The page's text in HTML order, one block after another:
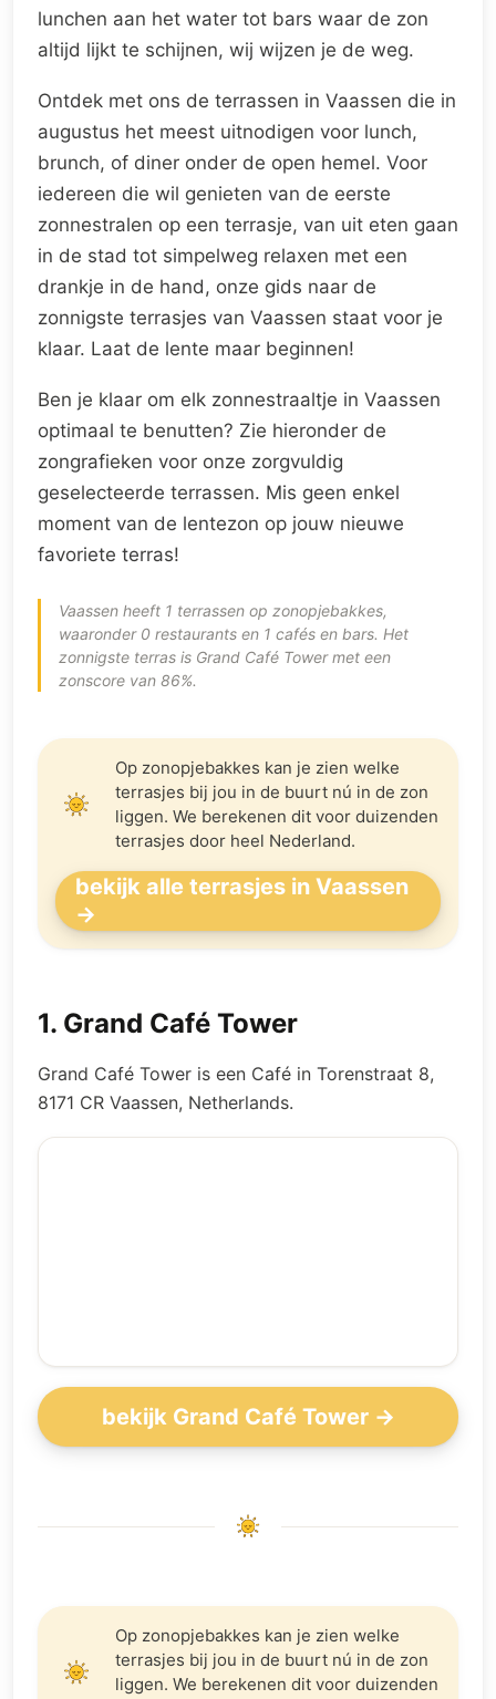
lunchen aan het water tot bars waar de zon
altijd lijkt te schijnen, wij wijzen je de weg.
Ontdek met ons de terrassen in Vaassen die in
augustus het meest uitnodigen voor lunch,
brunch, of diner onder de open hemel. Voor
iedereen die wil genieten van de eerste
zonnestralen op een terrasje, van uit eten gaan
in de stad tot simpelweg relaxen met een
drankje in de hand, onze gids naar de
zonnigste terrasjes van Vaassen staat voor je
klaar. Laat de lente maar beginnen!
Ben je klaar om elk zonnestraaltje in Vaassen
optimaal te benutten? Zie hieronder de
zongrafieken voor onze zorgvuldig
geselecteerde terrassen. Mis geen enkel
moment van de lentezon op jouw nieuwe
favoriete terras!
Vaassen heeft 1 terrassen op zonopjebakkes,
waaronder 0 restaurants en 1 cafés en bars. Het
zonnigste terras is Grand Café Tower met een
zonscore van 86%.
Op zonopjebakkes kan je zien welke
terrasjes bij jou in de buurt nú in de zon
liggen. We berekenen dit voor duizenden
terrasjes door heel Nederland.
bekijk alle terrasjes in Vaassen
→
1. Grand Café Tower
Grand Café Tower is een Café in Torenstraat 8,
8171 CR Vaassen, Netherlands.
bekijk Grand Café Tower →
Op zonopjebakkes kan je zien welke
terrasjes bij jou in de buurt nú in de zon
liggen. We berekenen dit voor duizenden